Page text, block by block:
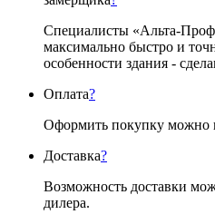
Специалисты «Альта-
максимально быстро и
особенности здания -
Оплата?
Оформить покупку можно
Доставка?
Возможность доставки
дилера.